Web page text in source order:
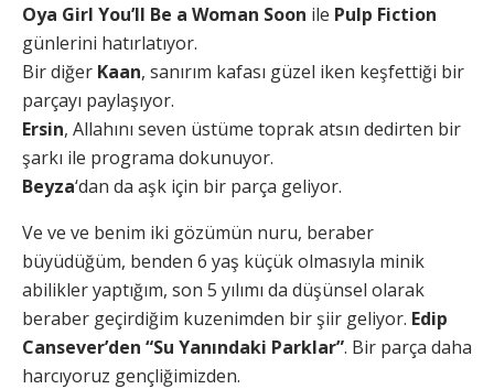
Oya Girl You’ll Be a Woman Soon ile Pulp Fiction
günlerini hatırlatıyor.
Bir diğer Kaan, sanırım kafası güzel iken keşfettiği bir
parçayı paylaşıyor.
Ersin, Allahını seven üstüme toprak atsın dedirten bir
şarkı ile programa dokunuyor.
Beyza‘dan da aşk için bir parça geliyor.
Ve ve ve benim iki gözümün nuru, beraber
büyüdüğüm, benden 6 yaş küçük olmasıyla minik
abilikler yaptığım, son 5 yılımı da düşünsel olarak
beraber geçirdiğim kuzenimden bir şiir geliyor. Edip
Cansever’den “Su Yanındaki Parklar”. Bir parça daha
harcıyoruz gençliğimizden.